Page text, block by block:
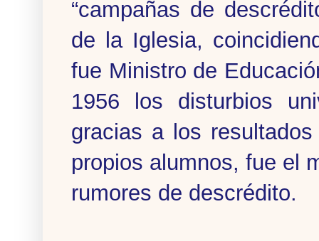
“campañas de
de la Iglesia,
fue Ministro de
1956 los disturbios
gracias a los
propios alumnos, fue el
rumores de descrédito.